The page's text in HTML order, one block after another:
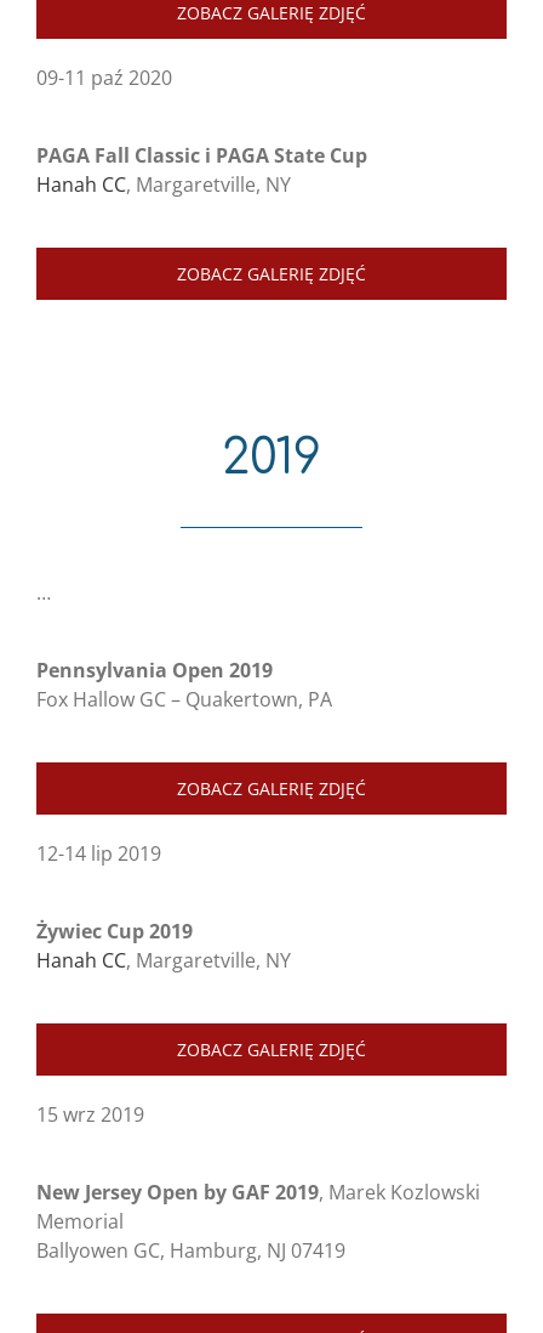
ZOBACZ GALERIĘ ZDJĘĆ
09-11 paź 2020
PAGA Fall Classic i PAGA State Cup
Hanah CC, Margaretville, NY
ZOBACZ GALERIĘ ZDJĘĆ
2019
…
Pennsylvania Open 2019
Fox Hallow GC – Quakertown, PA
ZOBACZ GALERIĘ ZDJĘĆ
12-14 lip 2019
Żywiec Cup 2019
Hanah CC, Margaretville, NY
ZOBACZ GALERIĘ ZDJĘĆ
15 wrz 2019
New Jersey Open by GAF 2019, Marek Kozlowski
Memorial
Ballyowen GC, Hamburg, NJ 07419